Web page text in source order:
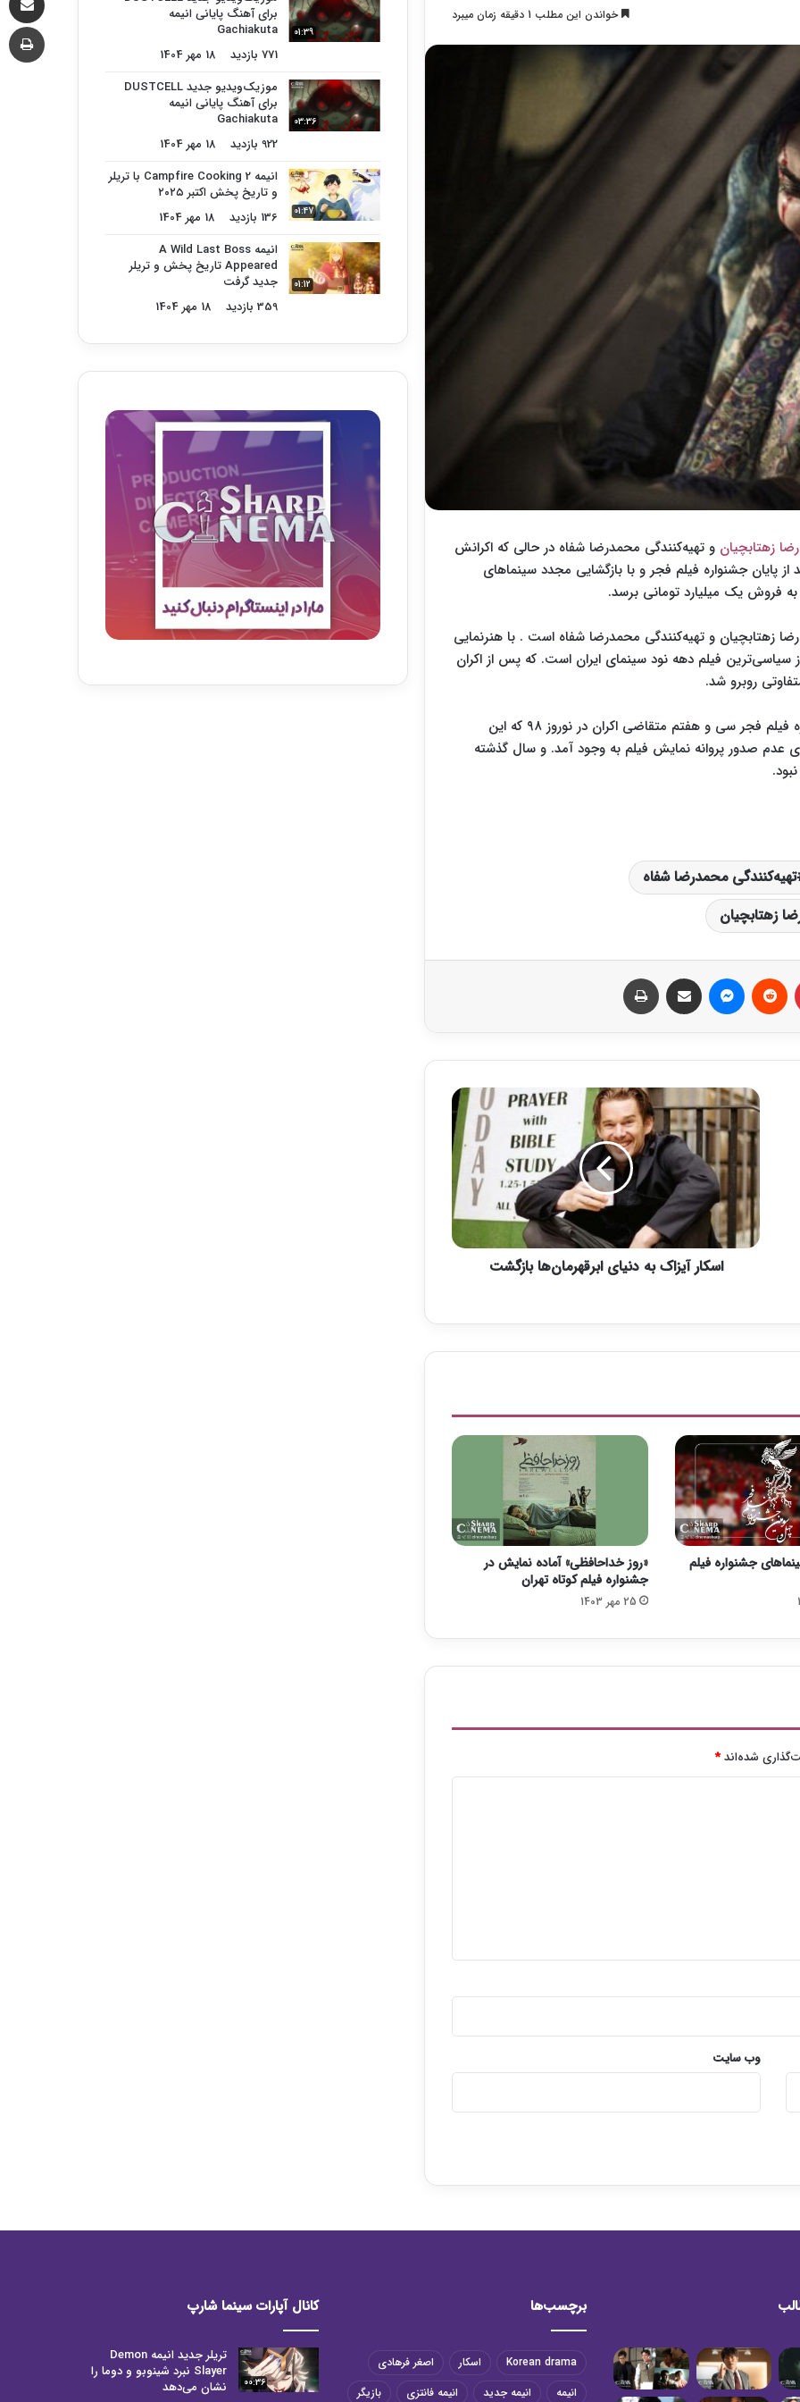
خواندن این مطلب 1 دقیقه زمان میبرد
رضا زهتابچیان و تهیه‌کنندگی محمدرضا شفاه در حالی که اکرانش
پایان جشنواره فیلم فجر و با بازگشایی مجدد سینماهای
زهتابچیان و تهیه‌کنندگی محمدرضا شفاه است . با هنرنمایی
سیاسی‌ترین فیلم دهه نود سینمای ایران است. که پس از اکران
روبرو شد.
این فیلم سینمایی دو سال پیش بعد از اکران در جشنواره فیلم فجر سی و هفتم متقاضی اکران در نوروز ۹۸ که این
عدم صدور پروانه نمایش فیلم به وجود آمد. و سال گذشته
تهیه‌کنندگی محمدرضا شفاه
زهتابچیان
ا
س
ک
ر
ی
ز
ا
د
ا
ب
ق
ه
ر
م
ا
ن‌
ا
اسکار آیزاک به دنیای ابرقهرمان‌ها بازگشت
جشنواره فیلم
«روز خداحافظی» آماده نمایش در
جشنواره فیلم کوتاه تهران
25 مهر 1403
شده‌اند*
وب‌ سایت
01:39
برای آهنگ پایانی انیمه
Gachiakuta
771 بازدید
18 مهر 1404
03:36
موزیک‌ویدیو جدید DUSTCELL
برای آهنگ پایانی انیمه
Gachiakuta
922 بازدید
18 مهر 1404
01:47
انیمه Campfire Cooking 2 با تریلر
و تاریخ پخش اکتبر ۲۰۲۵
136 بازدید
18 مهر 1404
01:12
انیمه A Wild Last Boss
Appeared تاریخ پخش و تریلر
جدید گرفت
359 بازدید
18 مهر 1404
برچسب‌ها
Korean drama اسکار
اصغر فرهادی
انیمه
انیمه جدید انیمه فانتزی بازیگر
کانال آپارات سینما شارپ
00:36
تریلر جدید انیمه Demon
Slayer نبرد شینوبو و دوما را
نشان می‌دهد